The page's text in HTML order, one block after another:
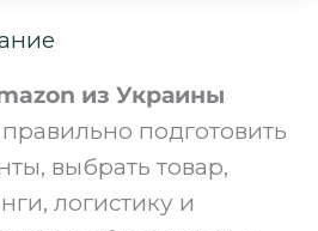
из Украины
правильно подготовить
выбрать товар,
логистику и